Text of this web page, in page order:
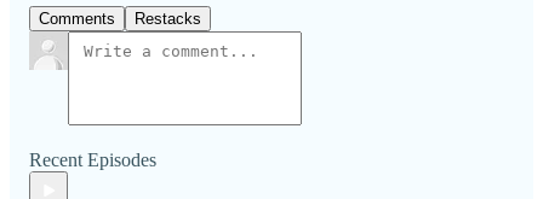
Comments Restacks
Recent Episodes